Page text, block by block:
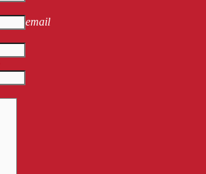
email